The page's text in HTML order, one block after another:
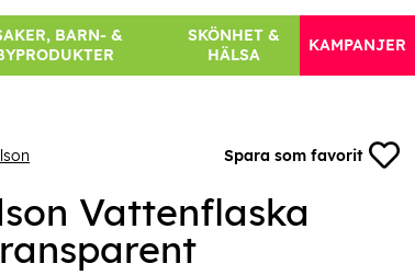
BARN- &
SKÖNHET &
HÄLSA
KAMPANJER
Spara som favorit
Vattenflaska